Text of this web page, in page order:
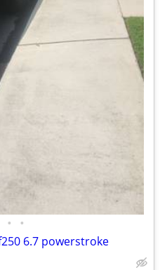
• •
6.7 powerstroke